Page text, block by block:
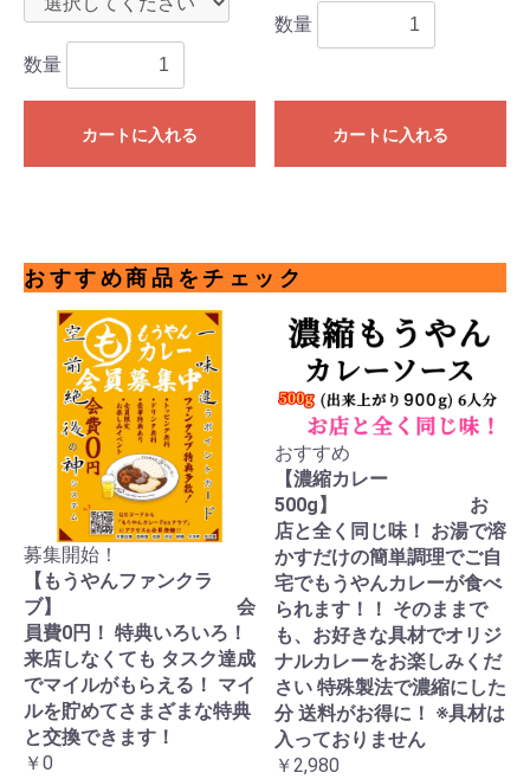
数量
カートに入れる
数量
カートに入れる
おすすめ商品をチェック
募集開始！
【もうやんファンクラ
ブ】 会
員費0円！ 特典いろいろ！
来店しなくても タスク達成
でマイルがもらえる！ マイ
ルを貯めてさまざまな特典
と交換できます！
￥0
おすすめ
【濃縮カレー
500g】 お
店と全く同じ味！ お湯で溶
かすだけの簡単調理でご自
宅でもうやんカレーが食べ
られます！！ そのままで
も、お好きな具材でオリジ
ナルカレーをお楽しみくだ
さい 特殊製法で濃縮にした
分 送料がお得に！ ※具材は
入っておりません
￥2,980